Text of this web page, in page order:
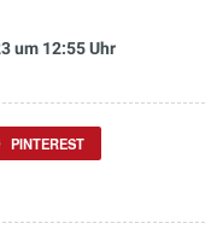
um 12:55 Uhr
PINTEREST